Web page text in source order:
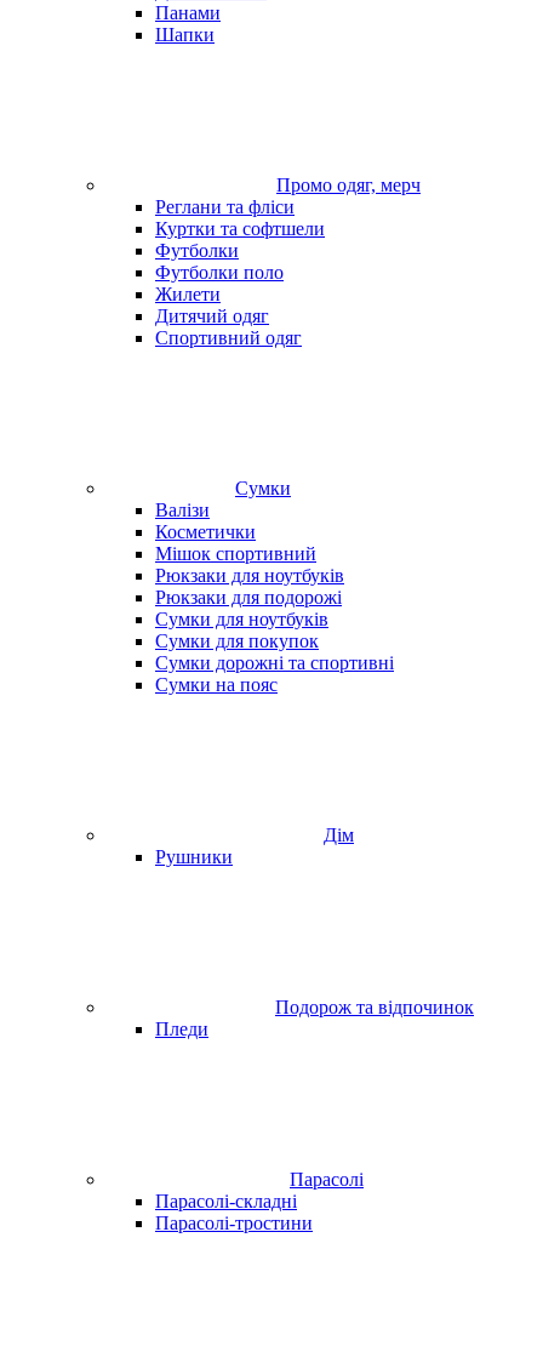
Панами
Шапки
Промо одяг, мерч
Реглани та фліси
Куртки та софтшели
Футболки
Футболки поло
Жилети
Дитячий одяг
Спортивний одяг
Сумки
Валізи
Косметички
Мішок спортивний
Рюкзаки для ноутбуків
Рюкзаки для подорожі
Сумки для ноутбуків
Сумки для покупок
Сумки дорожні та спортивні
Сумки на пояс
Дім
Рушники
Подорож та відпочинок
Пледи
Парасолі
Парасолі-складні
Парасолі-тростини